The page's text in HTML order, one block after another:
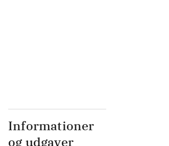
Informationer
og udgaver